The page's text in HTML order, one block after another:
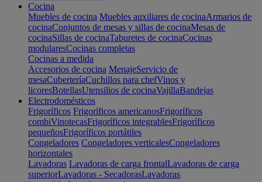
Cocina
Muebles de cocina Muebles auxiliares de cocinaArmarios de
cocinaConjuntos de mesas y sillas de cocinaMesas de
cocinaSillas de cocinaTaburetes de cocinaCocinas
modularesCocinas completas
Cocinas a medida
Accesorios de cocina MenajeServicio de
mesaCuberteríaCuchillos para chefVinos y
licoresBotellasUtensilios de cocinaVajillaBandejas
Electrodomésticos
Frigoríficos Frigoríficos americanosFrigoríficos
combiVinotecasFrigoríficos integrablesFrigoríficos
pequeñosFrigoríficos portátiles
Congeladores Congeladores verticalesCongeladores
horizontales
Lavadoras Lavadoras de carga frontalLavadoras de carga
superiorLavadoras - SecadorasLavadoras